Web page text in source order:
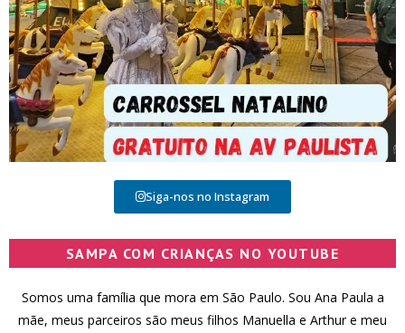
Siga-nos no Instagram
SAMPA COM CRIANÇAS NO YOUTUBE
Somos uma família que mora em São Paulo. Sou Ana Paula a
mãe, meus parceiros são meus filhos Manuella e Arthur e meu